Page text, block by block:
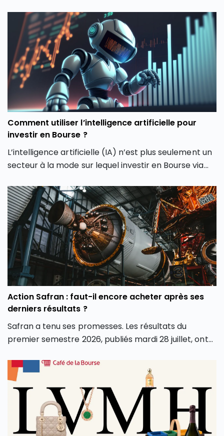
parisien semble avoir retrouvé une dynamique
haussière en dépassant son précédent record de
février 2026. Comment expliquer cette envolée du
CAC 40 ? Quels secteurs tirent actuellement l’indice
parisien ? Et surtout, cette hausse du CAC 40 peut-
elle encore se poursuivre ou faut-il s’attendre à une
phase de consolidation ?
Comment utiliser l’intelligence artificielle pour
investir en Bourse ?
L’intelligence artificielle (IA) n’est plus seulement un
secteur à la mode sur lequel investir en Bourse via
même de notre façon d’investir en Bourse avec de
nouveaux outils et de nouvelles approches. Dans cet
article, découvrez comment l’intelligence artificielle
peut transformer votre façon d’investir en Bourse et
vous aider à mieux saisir les opportunités des
marchés.
Action Safran : faut-il encore acheter après ses
derniers résultats ?
Safran a tenu ses promesses. Les résultats du
premier semestre 2026, publiés mardi 28 juillet, ont
d’affaires, marge opérationnelle et surtout
génération de cash. Conséquence directe, le groupe
a relevé l’intégralité de ses objectifs pour l’année.
Alors que le groupe aéronautique et de défense
français est récompensé en Bourse pour ses bons
résultats du premier semestre 2026, faut-il en